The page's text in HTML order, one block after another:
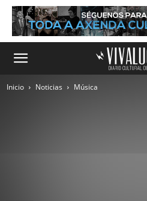
Inicio Noticias Música